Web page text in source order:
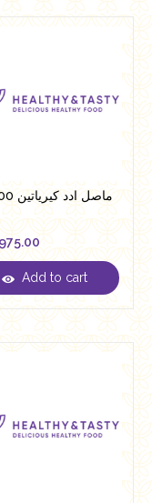
ماصل ادد كيرياتين 300 جم
975.00
975.00
Add to cart